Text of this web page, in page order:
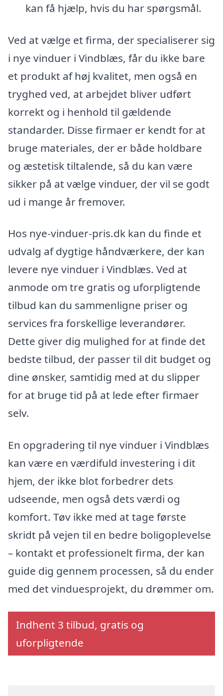
kan få hjælp, hvis du har spørgsmål.
Ved at vælge et firma, der specialiserer sig
i nye vinduer i Vindblæs, får du ikke bare
et produkt af høj kvalitet, men også en
tryghed ved, at arbejdet bliver udført
korrekt og i henhold til gældende
standarder. Disse firmaer er kendt for at
bruge materiales, der er både holdbare
og æstetisk tiltalende, så du kan være
sikker på at vælge vinduer, der vil se godt
ud i mange år fremover.
Hos nye-vinduer-pris.dk kan du finde et
udvalg af dygtige håndværkere, der kan
levere nye vinduer i Vindblæs. Ved at
anmode om tre gratis og uforpligtende
tilbud kan du sammenligne priser og
services fra forskellige leverandører.
Dette giver dig mulighed for at finde det
bedste tilbud, der passer til dit budget og
dine ønsker, samtidig med at du slipper
for at bruge tid på at lede efter firmaer
selv.
En opgradering til nye vinduer i Vindblæs
kan være en værdifuld investering i dit
hjem, der ikke blot forbedrer dets
udseende, men også dets værdi og
komfort. Tøv ikke med at tage første
skridt på vejen til en bedre boligoplevelse
– kontakt et professionelt firma, der kan
guide dig gennem processen, så du ender
med det vinduesprojekt, du drømmer om.
Indhent 3 tilbud, gratis og
uforpligtende